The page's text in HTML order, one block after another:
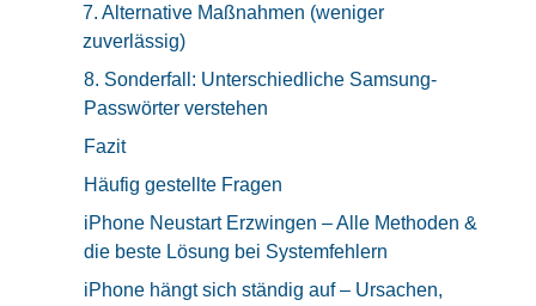
7. Alternative Maßnahmen (weniger
zuverlässig)
8. Sonderfall: Unterschiedliche Samsung-
Passwörter verstehen
Fazit
Häufig gestellte Fragen
iPhone Neustart Erzwingen – Alle Methoden &
die beste Lösung bei Systemfehlern
iPhone hängt sich ständig auf – Ursachen,